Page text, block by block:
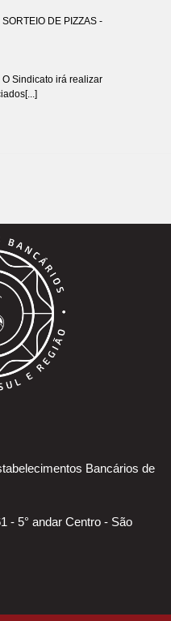
DE PIZZAS -
Sindicato irá realizar
Bancários de
- 5° andar Centro - São